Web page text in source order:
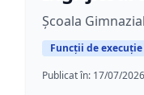
Școala
Funcții de execuție
Publicat în: 17/07/2026